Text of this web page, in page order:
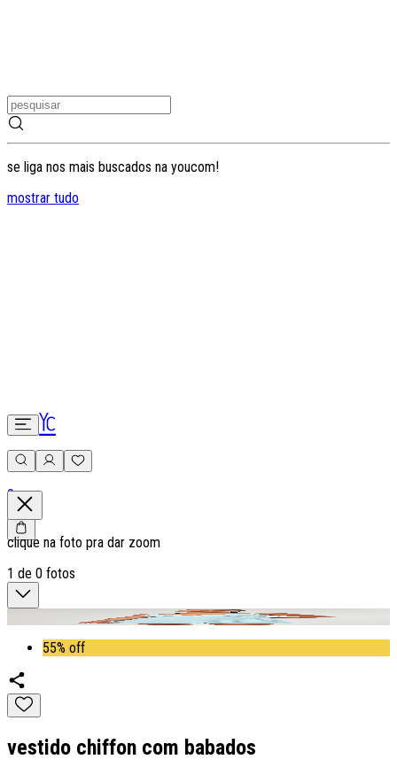
se liga nos mais buscados na youcom!
mostrar tudo
0
clique na foto pra dar zoom
1 de 0 fotos
55% off
vestido chiffon com babados